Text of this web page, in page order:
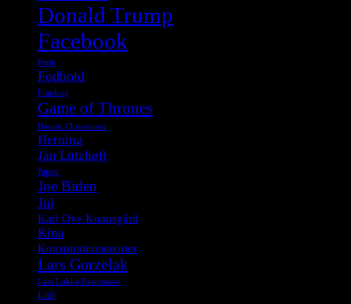
Donald Trump
Facebook
Ferie
Fodbold
Frankrig
Game of Thrones
Henrik Christensen
Herning
Jan Lützhøft
Japan
Joe Biden
Jul
Karl Ove Knausgård
Kina
Konspirationsteorier
Lars Gorzelak
Lars Løkke Rasmussen
Lidl